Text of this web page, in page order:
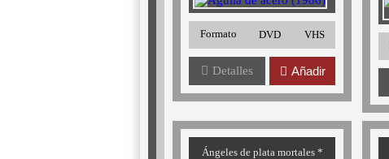
Formato DVD VHS
Detalles Añadir
Ángeles de plata mortales *